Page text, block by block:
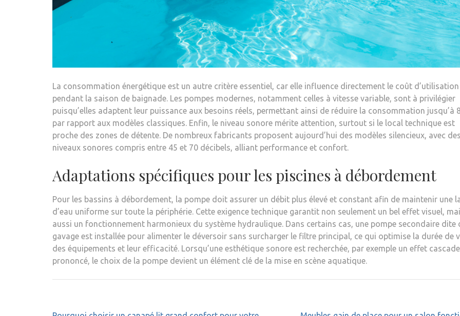
La consommation énergétique est un autre critère essentiel, car elle influence directement le coût d’utilisation
pendant la saison de baignade. Les pompes modernes, notamment celles à vitesse variable, sont à privilégier
puisqu’elles adaptent leur puissance aux besoins réels, permettant ainsi de réduire la consommation jusqu’à
par rapport aux modèles classiques. Enfin, le niveau sonore mérite attention, surtout si le local technique est
proche des zones de détente. De nombreux fabricants proposent aujourd’hui des modèles silencieux, avec des
niveaux sonores compris entre 45 et 70 décibels, alliant performance et confort.
Adaptations spécifiques pour les piscines à débordement
Pour les bassins à débordement, la pompe doit assurer un débit plus élevé et constant afin de maintenir une
d’eau uniforme sur toute la périphérie. Cette exigence technique garantit non seulement un bel effet visuel,
aussi un fonctionnement harmonieux du système hydraulique. Dans certains cas, une pompe secondaire dite
gavage est installée pour alimenter le déversoir sans surcharger le filtre principal, ce qui optimise la durée de
des équipements et leur efficacité. Lorsqu’une esthétique sonore est recherchée, par exemple un effet cascade
prononcé, le choix de la pompe devient un élément clé de la mise en scène aquatique.